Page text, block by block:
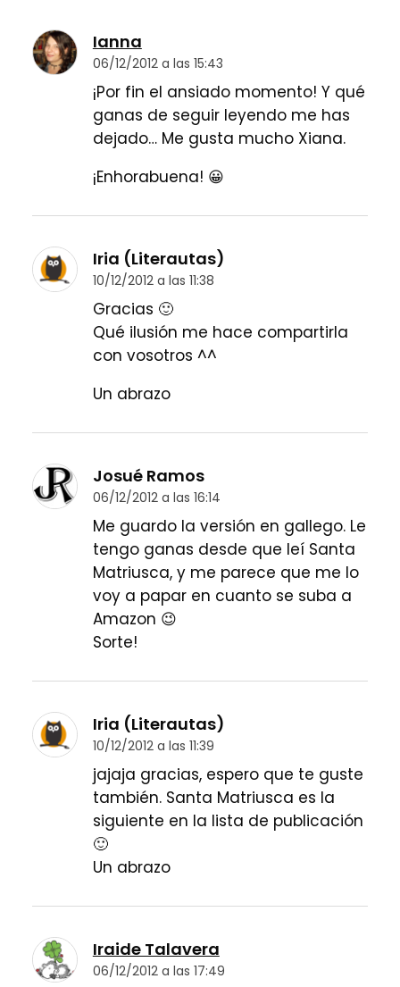
Ianna
06/12/2012 a las 15:43
¡Por fin el ansiado momento! Y qué
ganas de seguir leyendo me has
dejado… Me gusta mucho Xiana.
¡Enhorabuena! 😀
Iria (Literautas)
10/12/2012 a las 11:38
Gracias 🙂
Qué ilusión me hace compartirla
con vosotros ^^
Un abrazo
Josué Ramos
06/12/2012 a las 16:14
Me guardo la versión en gallego. Le
tengo ganas desde que leí Santa
Matriusca, y me parece que me lo
voy a papar en cuanto se suba a
Amazon 😉
Sorte!
Iria (Literautas)
10/12/2012 a las 11:39
jajaja gracias, espero que te guste
también. Santa Matriusca es la
siguiente en la lista de publicación
🙂
Un abrazo
Iraide Talavera
06/12/2012 a las 17:49